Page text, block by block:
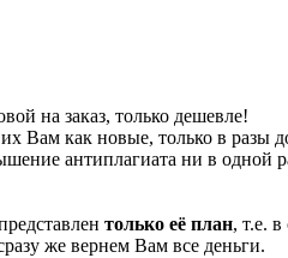
на заказ, только дешевле!
Вам как новые, только в разы
антиплагиата ни в одной
только её план, т.е.
же вернем Вам все деньги.